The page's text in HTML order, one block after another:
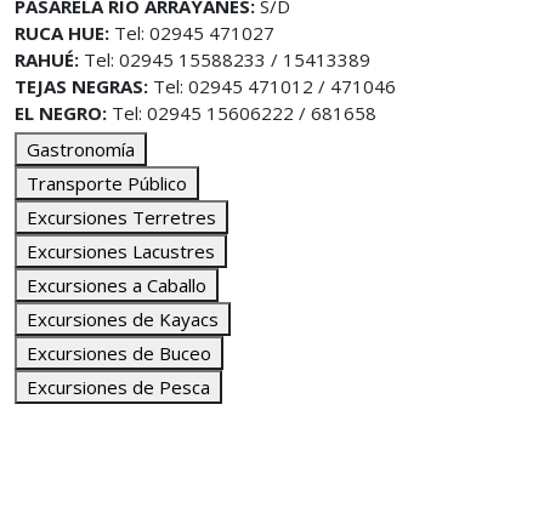
PASARELA RÍO ARRAYANES: S/D
RUCA HUE: Tel: 02945 471027
RAHUÉ: Tel: 02945 15588233 / 15413389
TEJAS NEGRAS: Tel: 02945 471012 / 471046
EL NEGRO: Tel: 02945 15606222 / 681658
Gastronomía
Transporte Público
Excursiones Terretres
Excursiones Lacustres
Excursiones a Caballo
Excursiones de Kayacs
Excursiones de Buceo
Excursiones de Pesca